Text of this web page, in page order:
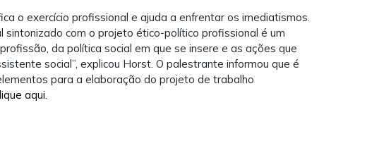
o exercício profissional e ajuda a enfrentar os imediatismos.
sintonizado com o projeto ético-político profissional é um
da política social em que se insere e as ações que
social”, explicou Horst. O palestrante informou que é
para a elaboração do projeto de trabalho
aqui.